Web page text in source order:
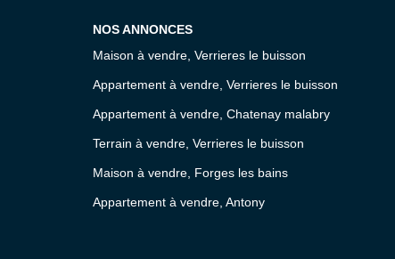
NOS ANNONCES
Maison à vendre, Verrieres le buisson
Appartement à vendre, Verrieres le buisson
Appartement à vendre, Chatenay malabry
Terrain à vendre, Verrieres le buisson
Maison à vendre, Forges les bains
Appartement à vendre, Antony